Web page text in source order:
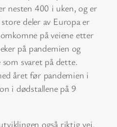
nesten 400 i uken, og er
deler av Europa er
på veiene etter
på pandemien og
svaret på dette.
året før pandemien i
i dødstallene på 9
også riktig vei.